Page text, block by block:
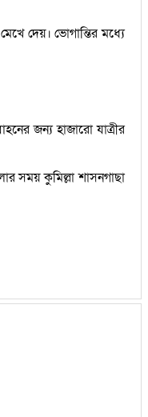
দেয়। ভোগান্তির মধ্যে
জন্য হাজারো যাত্রীর
সময় কুমিল্লা শাসনগাছা